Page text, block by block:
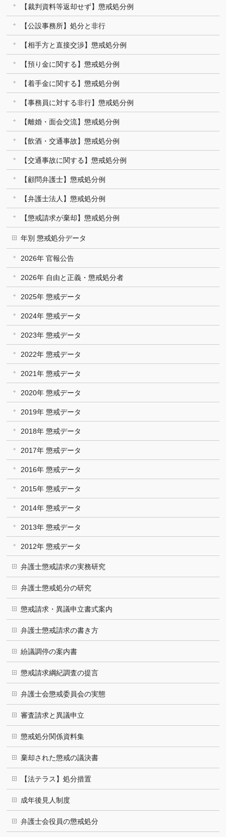
【裁判資料等返却せず】懲戒処分例
【公設事務所】処分と非行
【相手方と直接交渉】懲戒処分例
【預り金に関する】懲戒処分例
【着手金に関する】懲戒処分例
【事務員に対する非行】懲戒処分例
【離婚・面会交流】懲戒処分例
【飲酒・交通事故】懲戒処分例
【交通事故に関する】懲戒処分例
【顧問弁護士】懲戒処分例
【弁護士法人】懲戒処分例
【懲戒請求が棄却】懲戒処分例
年別 懲戒処分データ
2026年 官報公告
2026年 自由と正義・懲戒処分者
2025年 懲戒データ
2024年 懲戒データ
2023年 懲戒データ
2022年 懲戒データ
2021年 懲戒データ
2020年 懲戒データ
2019年 懲戒データ
2018年 懲戒データ
2017年 懲戒データ
2016年 懲戒データ
2015年 懲戒データ
2014年 懲戒データ
2013年 懲戒データ
2012年 懲戒データ
弁護士懲戒請求の実務研究
弁護士懲戒処分の研究
懲戒請求・異議申立書式案内
弁護士懲戒請求の書き方
紛議調停の案内書
懲戒請求綱紀調査の提言
弁護士会懲戒委員会の実態
審査請求と異議申立
懲戒処分関係資料集
棄却された懲戒の議決書
【法テラス】処分措置
成年後見人制度
弁護士会役員の懲戒処分